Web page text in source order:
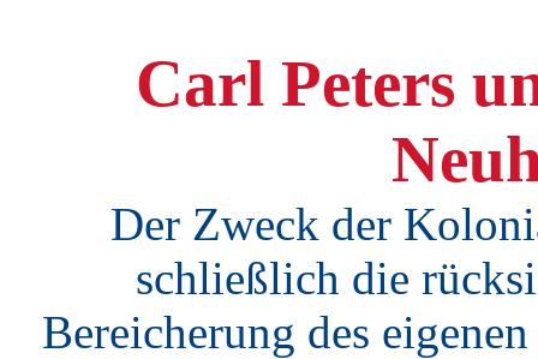
Carl Peters
Der Zweck der
schließlich die
Bereicherung des